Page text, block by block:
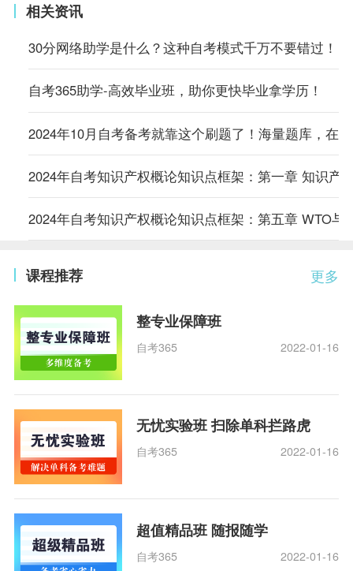
相关资讯
30分网络助学是什么？这种自考模式千万不要错过！
自考365助学-高效毕业班，助你更快毕业拿学历！
2024年10月自考备考就靠这个刷题了！海量题库，在
2024年自考知识产权概论知识点框架：第一章 知识产
2024年自考知识产权概论知识点框架：第五章 WTO与
更多
课程推荐
整专业保障班
自考365 2022-01-16
无忧实验班 扫除单科拦路虎
自考365 2022-01-16
超值精品班 随报随学
自考365 2022-01-16